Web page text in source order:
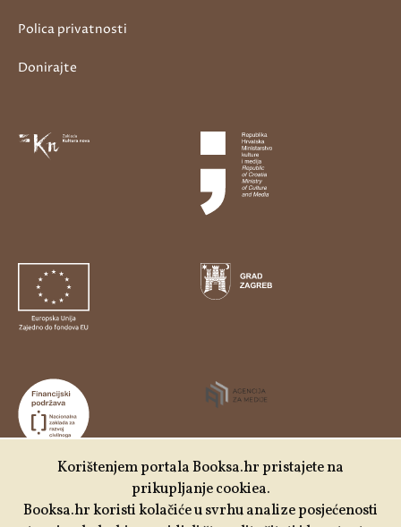
Udruga Kulturtreger je korisnik institucionalne podrške
Polica privatnosti
Donirajte
Korištenjem portala Booksa.hr pristajete na
prikupljanje cookiea.
Booksa.hr koristi kolačiće u svrhu analize posjećenosti